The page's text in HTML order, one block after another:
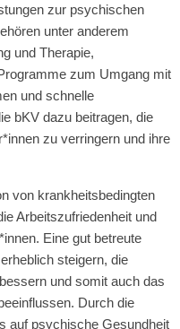
zur psychischen
unter anderem
und Therapie,
zum Umgang mit
und schnelle
bKV dazu beitragen, die
zu verringern und ihre
von krankheitsbedingten
Arbeitszufriedenheit und
Eine gut betreute
steigern, die
und somit auch das
Durch die
auf psychische Gesundheit